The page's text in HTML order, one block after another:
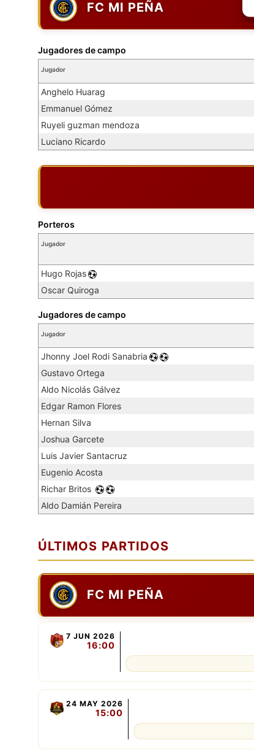
FC MI PEÑA
Jugador
Anghelo Huarag
Emmanuel Gómez
Ruyeli guzman mendoza
Luciano Ricardo
Jugadores de campo
Jugador
Hugo Rojas
Oscar Quiroga
Porteros
Jugador
Jhonny Joel Rodi Sanabria
Gustavo Ortega
Aldo Nicolás Gálvez
Edgar Ramon Flores
Hernan Silva
Joshua Garcete
Luis Javier Santacruz
Eugenio Acosta
Richar Britos
Aldo Damián Pereira
Jugadores de campo
ÚLTIMOS PARTIDOS
FC MI PEÑA
7 JUN 2026
16:00
24 MAY 2026
15:00